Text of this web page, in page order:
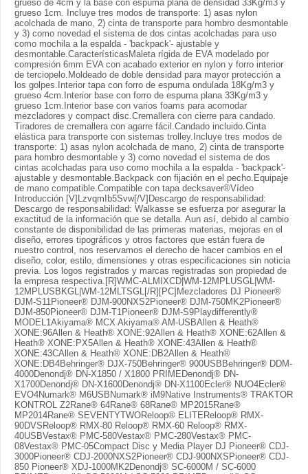
grueso de 4cm y la base con espuma plana de densidad 33Kg/m3 y
grueso 1cm. Incluye tres modos de transporte: 1) asas nylon
acolchada de mano, 2) cinta de transporte para hombro desmontable
y 3) como novedad el sistema de dos cintas acolchadas para uso
como mochila a la espalda - 'backpack'- ajustable y
desmontable.CaracterísticasMaleta rígida de EVA modelado por
compresión 6mm EVA con acabado exterior en nylon y forro interior
de terciopelo.Moldeado de doble densidad para mayor protección a
los golpes.Interior tapa con forro de espuma ondulada 18Kg/m3 y
grueso 4cm.Interior base con forro de espuma plana 33Kg/m3 y
grueso 1cm.Interior base con varios foams para acomodar
mezcladores y compact disc.Cremallera con cierre para candado.
Tiradores de cremallera con agarre fácil.Candado incluido.Cinta
elástica para transporte con sistemas trolley.Incluye tres modos de
transporte: 1) asas nylon acolchada de mano, 2) cinta de transporte
para hombro desmontable y 3) como novedad el sistema de dos
cintas acolchadas para uso como mochila a la espalda - 'backpack'-
ajustable y desmontable.Backpack con fijación en el pecho.Equipaje
de mano compatible.Compatible con tapa decksaver®Vídeo
Introducción [V]LzvqmIb5Svw[/V]Descargo de responsabilidad:
Descargo de responsabilidad: Walkasse se esfuerza por asegurar la
exactitud de la información que se detalla. Aun así, debido al cambio
constante de disponibilidad de las primeras materias, mejoras en el
diseño, errores tipográficos y otros factores que están fuera de
nuestro control, nos reservamos el derecho de hacer cambios en el
diseño, color, estilo, dimensiones y otras especificaciones sin noticia
previa. Los logos registrados y marcas registradas son propiedad de
la empresa respectiva.[R]WMC-ALMIXCD|WM-12MPLUSGL|WM-
12MPLUSBKGL|WM-12MLTSGL[/R][PC]Mezcladores DJ Pioneer®
DJM-S11Pioneer® DJM-900NXS2Pioneer® DJM-750MK2Pioneer®
DJM-850Pioneer® DJM-T1Pioneer® DJM-S9Playdifferently®
MODEL1Akiyama® MCX Akiyama® AM-USBAllen & Heath®
XONE:96Allen & Heath® XONE:92Allen & Heath® XONE:62Allen &
Heath® XONE:PX5Allen & Heath® XONE:43Allen & Heath®
XONE:43CAllen & Heath® XONE:DB2Allen & Heath®
XONE:DB4Behringer® DJX-750Behringer® 900USBBehringer® DDM-
4000Denondj® DN-X1850 / X1800 PRIMEDenondj® DN-
X1700Denondj® DN-X1600Denondj® DN-X1100Ecler® NUO4Ecler®
EVO4Numark® M6USBNumark® iM9Native Instruments® TRAKTOR
KONTROL Z2Rane® 64Rane® 68Rane® MP2015Rane®
MP2014Rane® SEVENTYTWOReloop® ELITEReloop® RMX-
90DVSReloop® RMX-80 Reloop® RMX-60 Reloop® RMX-
40USBVestax® PMC-580Vestax® PMC-280Vestax® PMC-
08Vestax® PMC-05Compact Disc y Media Player DJ Pioneer® CDJ-
3000Pioneer® CDJ-2000NXS2Pioneer® CDJ-900NXSPioneer® CDJ-
850 Pioneer® XDJ-1000MK2Denondj® SC-6000M / SC-6000